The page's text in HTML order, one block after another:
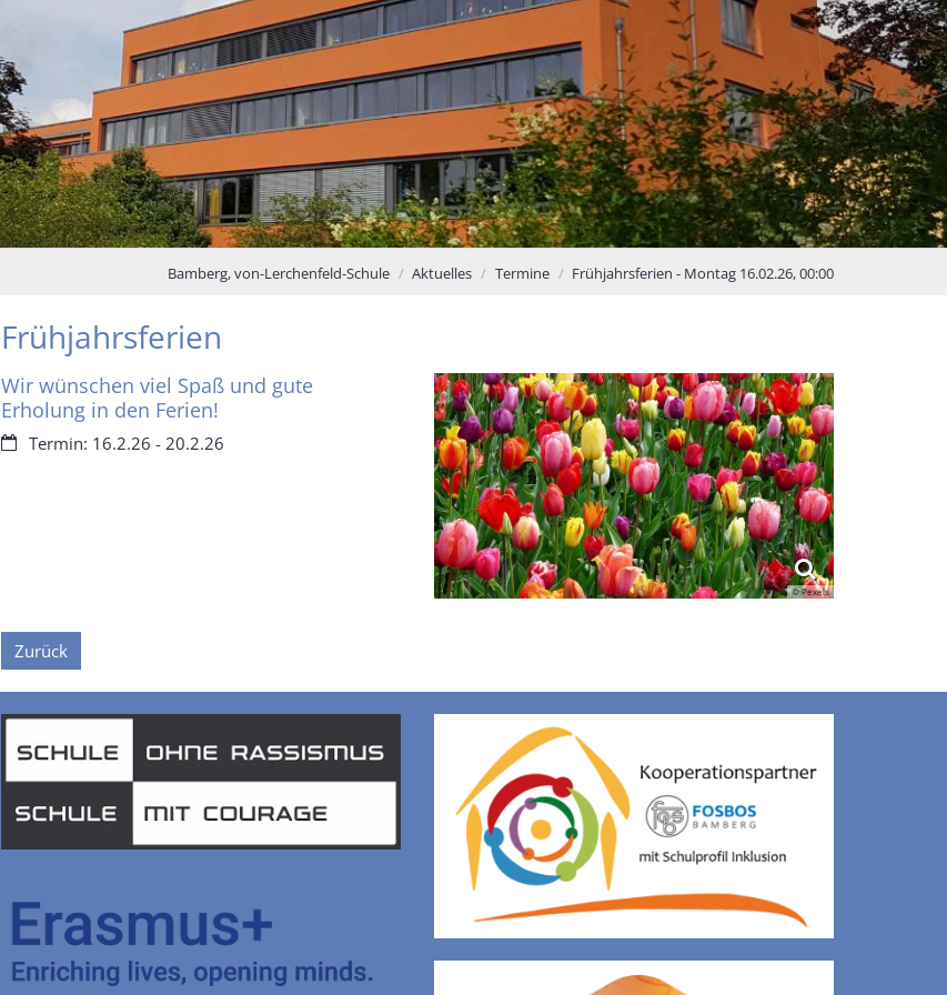
Bamberg, von-Lerchenfeld-Schule Aktuelles Termine Frühjahrsferien - Montag 16.02.26, 00:00
Frühjahrsferien
© Pexels
Wir wünschen viel Spaß und gute
Erholung in den Ferien!
Datum:Termin: 16.2.26 - 20.2.26
Zurück